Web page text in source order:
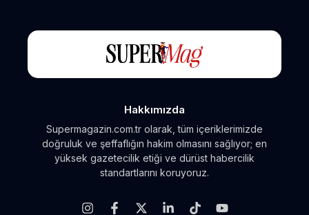
Hakkımızda
Supermagazin.com.tr olarak, tüm içeriklerimizde
doğruluk ve şeffaflığın hakim olmasını sağlıyor; en
yüksek gazetecilik etiği ve dürüst habercilik
standartlarını koruyoruz.